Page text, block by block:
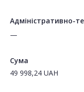
Адміністративно-
—
Сума
49 998,24 UAH